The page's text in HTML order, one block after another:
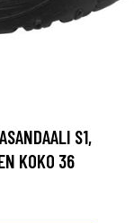
S1,
KOKO 36